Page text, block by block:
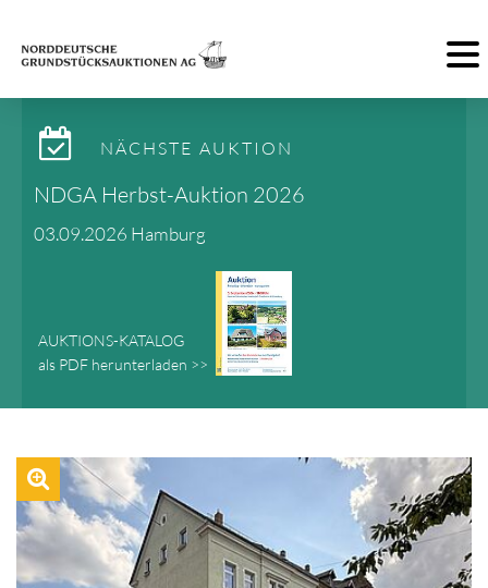
NÄCHSTE AUKTION
NDGA Herbst-Auktion 2026
03.09.2026 Hamburg
AUKTIONS-KATALOG
als PDF herunterladen >>